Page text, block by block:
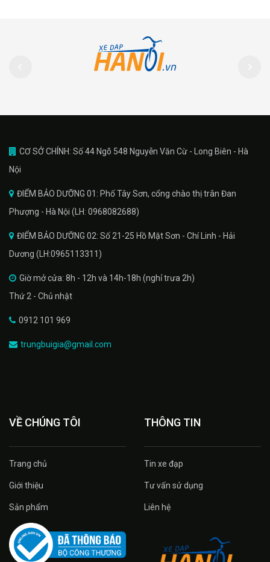
CƠ SỞ CHÍNH: Số 44 Ngõ 548 Nguyễn Văn Cừ - Long Biên - Hà
Nội
ĐIỂM BẢO DƯỠNG 01: Phố Tây Sơn, cổng chào thị trân Đan
Phượng - Hà Nội (LH: 0968082688)
ĐIỂM BẢO DƯỠNG 02: Số 21-25 Hồ Mặt Sơn - Chí Linh - Hải
Dương (LH:0965113311)
Giờ mở cửa: 8h - 12h và 14h-18h (nghỉ trưa 2h)
Thứ 2 - Chủ nhật
0912 101 969
trungbuigia@gmail.com
VỀ CHÚNG TÔI
Trang chủ
Giới thiệu
Sản phẩm
THÔNG TIN
Tin xe đạp
Tư vấn sử dụng
Liên hệ